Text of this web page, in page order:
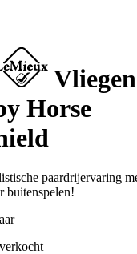
Horse
paardrijervaring
buitenspelen!